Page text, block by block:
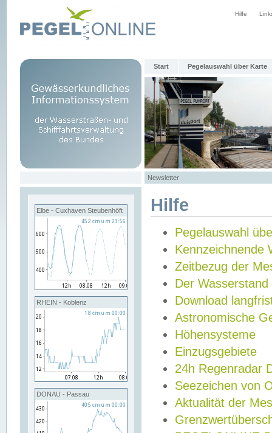
Hilfe
Start Pegelauswahl über Karte
Newsletter
Elbe - Cuxhaven Steubenhöft
RHEIN - Koblenz
DONAU - Passau
Hilfe
Pegelauswahl
Kennzeichnende
Zeitbezug der
Der Wasserstand
Download
Astronomische
Höhensysteme
Einzugsgebiete
24h Regenradar
Seezeichen von
Aktualität der